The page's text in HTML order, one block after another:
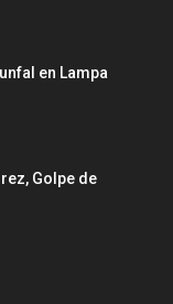
en Lampa
Golpe de